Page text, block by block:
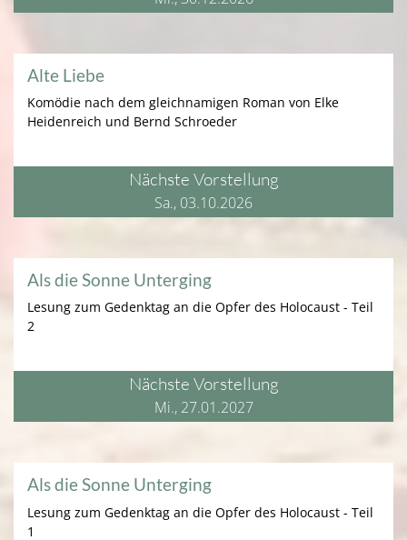
Als die Sonne Unterging
Lesung zum Gedenktag an die Opfer des Holocaust - Teil
1
Als die Sonne Unterging
Lesung zum Gedenktag an die Opfer des Holocaust - Teil
2
Nächste Vorstellung
Mi., 27.01.2027
Alte Liebe
Komödie nach dem gleichnamigen Roman von Elke
Heidenreich und Bernd Schroeder
Nächste Vorstellung
Sa., 03.10.2026